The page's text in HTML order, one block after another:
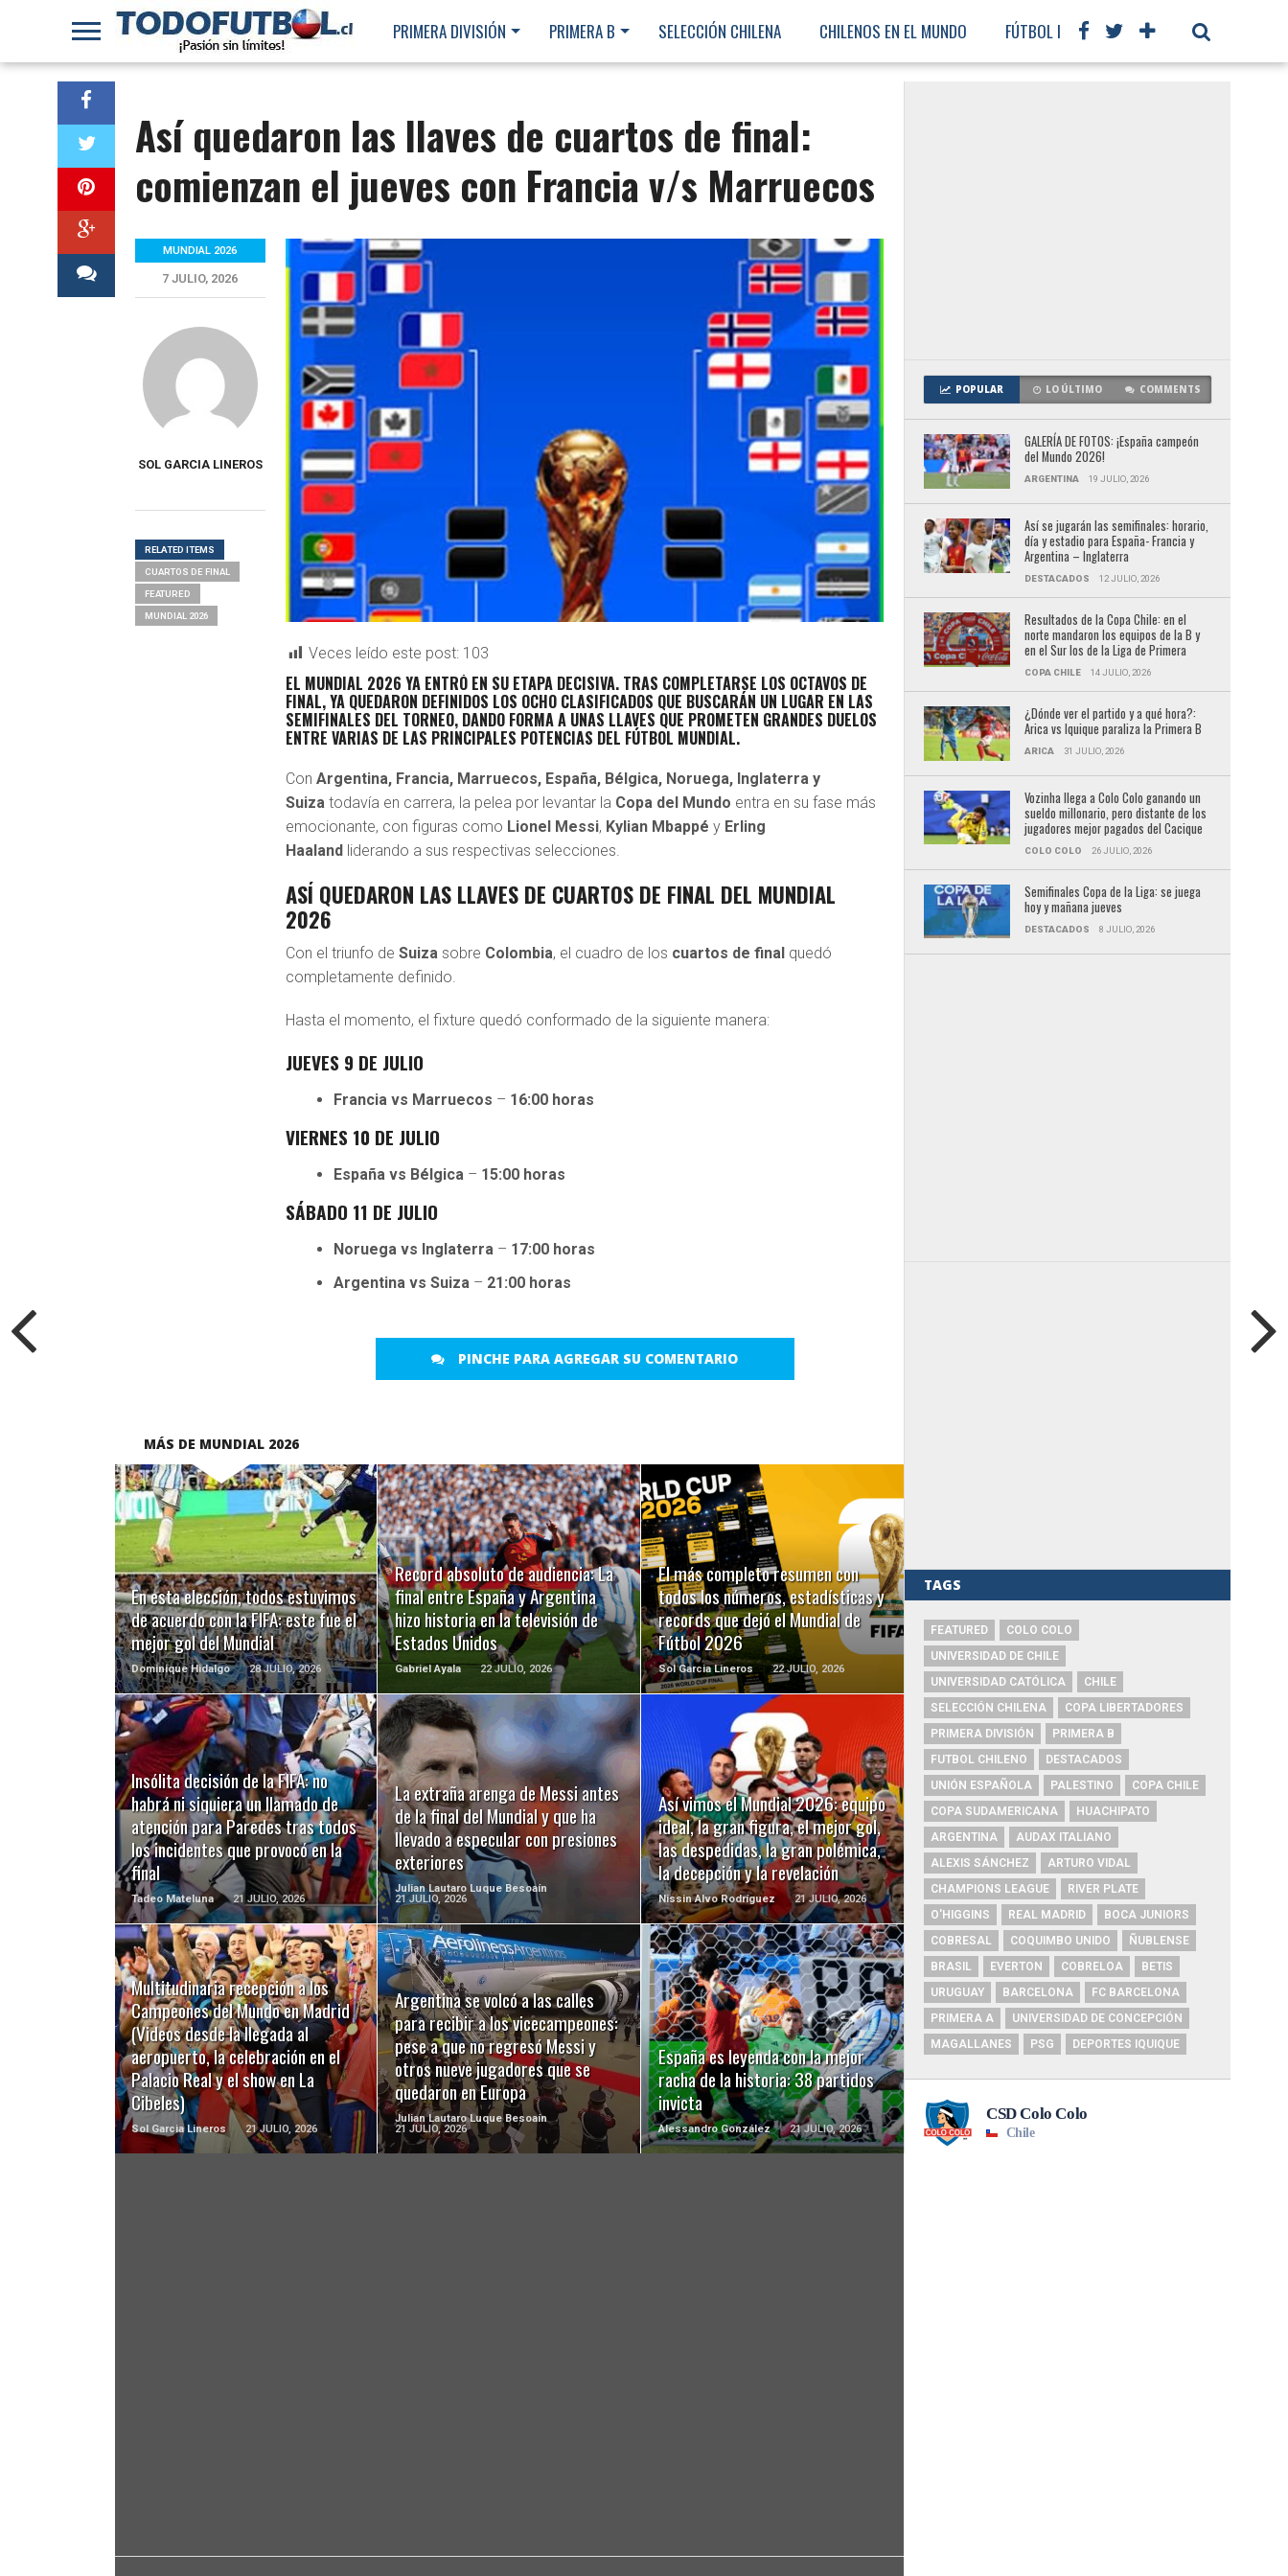
PRIMERA DIVISIÓN PRIMERA B SELECCIÓN CHILENA CHILENOS EN EL MUNDO FÚTBOL INTERNACIONAL
Así quedaron las llaves de cuartos de final:
comienzan el jueves con Francia v/s Marruecos
Veces leído este post: 103
EL MUNDIAL 2026 YA ENTRÓ EN SU ETAPA DECISIVA. TRAS COMPLETARSE LOS OCTAVOS DE
FINAL, YA QUEDARON DEFINIDOS LOS OCHO CLASIFICADOS QUE BUSCARÁN UN LUGAR EN LAS
SEMIFINALES DEL TORNEO, DANDO FORMA A UNAS LLAVES QUE PROMETEN GRANDES DUELOS
ENTRE VARIAS DE LAS PRINCIPALES POTENCIAS DEL FÚTBOL MUNDIAL.
ConArgentina, Francia, Marruecos, España, Bélgica, Noruega, Inglaterra y
Suiza todavía en carrera, la pelea por levantar la Copa del Mundo entra en su fase más
emocionante, con figuras como Lionel Messi, Kylian Mbappé y Erling
Haaland liderando a sus respectivas selecciones.
ASÍ QUEDARON LAS LLAVES DE CUARTOS DE FINAL DEL MUNDIAL
2026
Con el triunfo deSuiza sobre Colombia, el cuadro de los cuartos de final quedó
completamente definido.
Hasta el momento, el fixture quedó conformado de la siguiente manera:
JUEVES 9 DE JULIO
Francia vs Marruecos – 16:00 horas
VIERNES 10 DE JULIO
España vs Bélgica – 15:00 horas
SÁBADO 11 DE JULIO
Noruega vs Inglaterra – 17:00 horas
Argentina vs Suiza – 21:00 horas
PINCHE PARA AGREGAR SU COMENTARIO
MUNDIAL 2026
7 JULIO, 2026
SOL GARCIA LINEROS
RELATED ITEMS
CUARTOS DE FINAL
FEATURED
MUNDIAL 2026
MÁS DE MUNDIAL 2026
En esta elección, todos estuvimos
de acuerdo con la FIFA: este fue el
mejor gol del Mundial
Dominique Hidalgo 28 JULIO, 2026
LEER MÁS
Record absoluto de audiencia: La
final entre España y Argentina
hizo historia en la televisión de
Estados Unidos
Gabriel Ayala 22 JULIO, 2026
LEER MÁS
El más completo resumen con
todos los números, estadísticas y
records que dejó el Mundial de
Fútbol 2026
Sol Garcia Lineros 22 JULIO, 2026
LEER MÁS
Insólita decisión de la FIFA: no
habrá ni siquiera un llamado de
atención para Paredes tras todos
los incidentes que provocó en la
final
Tadeo Mateluna 21 JULIO, 2026
LEER MÁS
La extraña arenga de Messi antes
de la final del Mundial y que ha
llevado a especular con presiones
exteriores
Julian Lautaro Luque Besoaín
21 JULIO, 2026
LEER MÁS
Así vimos el Mundial 2026: equipo
ideal, la gran figura, el mejor gol,
las despedidas, la gran polémica,
la decepción y la revelación
Nissin Alvo Rodríguez 21 JULIO, 2026
LEER MÁS
Multitudinaria recepción a los
Campeones del Mundo en Madrid
(Videos desde la llegada al
aeropuerto, la celebración en el
Palacio Real y el show en La
Cibeles)
Sol Garcia Lineros 21 JULIO, 2026
LEER MÁS
Argentina se volcó a las calles
para recibir a los vicecampeones:
pese a que no regresó Messi y
otros nueve jugadores que se
quedaron en Europa
Julian Lautaro Luque Besoaín
21 JULIO, 2026
LEER MÁS
España es leyenda con la mejor
racha de la historia: 38 partidos
invicta
Alessandro González 21 JULIO, 2026
LEER MÁS
POPULAR LO ÚLTIMO COMMENTS
GALERÍA DE FOTOS: ¡España campeón
del Mundo 2026!
ARGENTINA 19 JULIO, 2026
Así se jugarán las semifinales: horario,
día y estadio para España- Francia y
Argentina – Inglaterra
DESTACADOS 12 JULIO, 2026
Resultados de la Copa Chile: en el
norte mandaron los equipos de la B y
en el Sur los de la Liga de Primera
COPA CHILE 14 JULIO, 2026
¿Dónde ver el partido y a qué hora?:
Arica vs Iquique paraliza la Primera B
ARICA 31 JULIO, 2026
Vozinha llega a Colo Colo ganando un
sueldo millonario, pero distante de los
jugadores mejor pagados del Cacique
COLO COLO 26 JULIO, 2026
Semifinales Copa de la Liga: se juega
hoy y mañana jueves
DESTACADOS 8 JULIO, 2026
TAGS
FEATURED
COLO COLO
UNIVERSIDAD DE CHILE
UNIVERSIDAD CATÓLICA
CHILE
SELECCIÓN CHILENA
COPA LIBERTADORES
PRIMERA DIVISIÓN
PRIMERA B
FUTBOL CHILENO
DESTACADOS
UNIÓN ESPAÑOLA
PALESTINO
COPA CHILE
COPA SUDAMERICANA
HUACHIPATO
ARGENTINA
AUDAX ITALIANO
ALEXIS SÁNCHEZ
ARTURO VIDAL
CHAMPIONS LEAGUE
RIVER PLATE
O'HIGGINS
REAL MADRID
BOCA JUNIORS
COBRESAL
COQUIMBO UNIDO
ÑUBLENSE
BRASIL
EVERTON COBRELOA
BETIS
URUGUAY
BARCELONA
FC BARCELONA
PRIMERA A
UNIVERSIDAD DE CONCEPCIÓN
MAGALLANES
PSG DEPORTES IQUIQUE